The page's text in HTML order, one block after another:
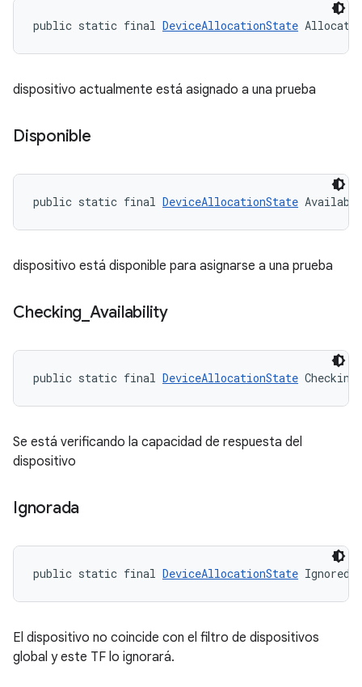
public static final DeviceAllocationState Allocated
dispositivo actualmente está asignado a una prueba
Disponible
public static final DeviceAllocationState Available
dispositivo está disponible para asignarse a una prueba
Checking Availability
public static final DeviceAllocationState
Se está verificando la capacidad de respuesta del
dispositivo
Ignorada
public static final DeviceAllocationState Ignored
El dispositivo no coincide con el filtro de dispositivos
global y este TF lo ignorará.